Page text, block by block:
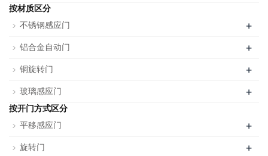
按材质区分
不锈钢感应门
+
铝合金自动门 +
铜旋转门 +
玻璃感应门 +
按开门方式区分
平移感应门
+
旋转门 +